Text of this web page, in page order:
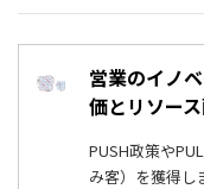
営業のイノ
価とリソー
PUSH政策や
み客）を獲得し